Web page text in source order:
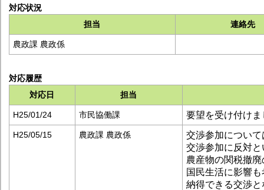
対応状況
担当
連絡先
農政課 農政係
対応履歴
対応日
担当
H25/01/24 市民協働課 要望を受け付けま
H25/05/15 農政課 農政係
交渉参加につい
交渉参加に反対
農産物の関税撤
国民生活に影響
納得できる交渉